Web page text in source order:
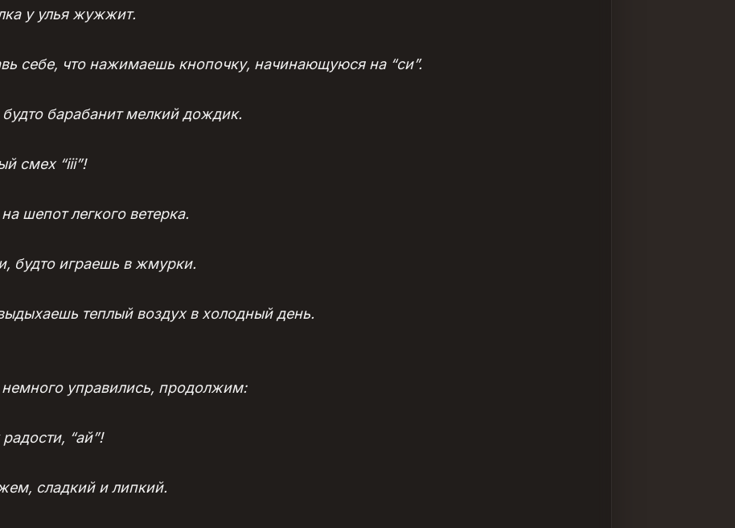
у улья жужжит.
себе, что нажимаешь кнопочку, начинающуюся на “си”.
будто барабанит мелкий дождик.
смех “iii”!
шепот легкого ветерка.
будто играешь в жмурки.
теплый воздух в холодный день.
управились, продолжим:
“ай”!
сладкий и липкий.